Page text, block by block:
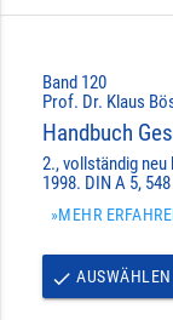
Band 120
Prof. Dr. Klaus
Handbuch
2., vollständig
1998. DIN A 5,
»MEHR
done AUSWÄHLEN